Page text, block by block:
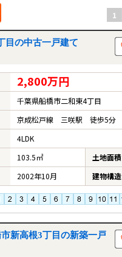
1
目の中古一戸建て
2,800万円
千葉県船橋市二和東4丁目
京成松戸線 三咲駅 徒歩5分
4LDK
103.5㎡ 土地面積
2002年10月 建物構造
新高根3丁目の新築一戸